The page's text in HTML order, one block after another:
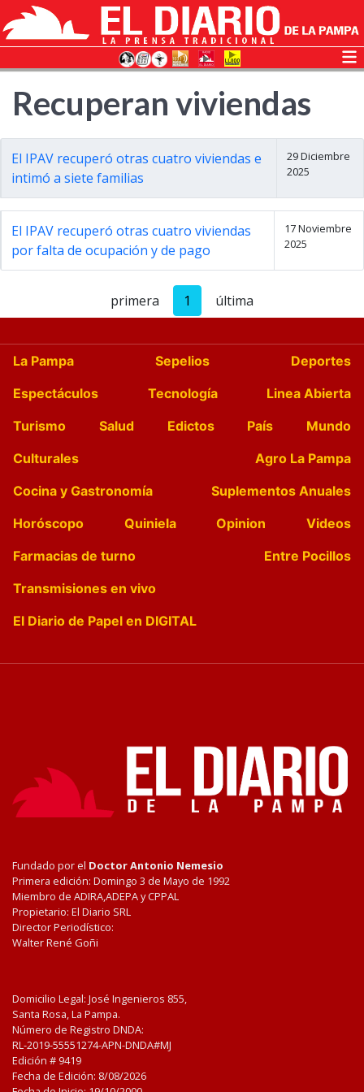
Recuperan viviendas
El IPAV recuperó otras cuatro viviendas e
intimó a siete familias
29 Diciembre
2025
El IPAV recuperó otras cuatro viviendas
por falta de ocupación y de pago
17 Noviembre
2025
primera 1 última
La Pampa Sepelios
Deportes
Espectáculos
Tecnología
Linea Abierta
Turismo
Salud Edictos País
Mundo
Culturales
Agro La Pampa
Cocina y Gastronomía
Suplementos Anuales
Horóscopo
Quiniela Opinion
Videos
Farmacias de turno
Entre Pocillos
Transmisiones en vivo
El Diario de Papel en DIGITAL
Fundado por el Doctor Antonio Nemesio
Primera edición: Domingo 3 de Mayo de 1992
Miembro de ADIRA,ADEPA y CPPAL
Propietario: El Diario SRL
Director Periodístico:
Walter René Goñi
Domicilio Legal: José Ingenieros 855,
Santa Rosa, La Pampa.
Número de Registro DNDA:
RL-2019-55551274-APN-DNDA#MJ
Edición # 9419
Fecha de Edición: 8/08/2026